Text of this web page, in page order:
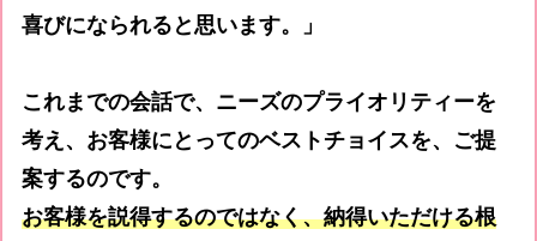
喜びになられると思います。」
これまでの会話で、ニーズのプライオリティーを
考え、お客様にとってのベストチョイスを、ご提
案するのです。
お客様を説得するのではなく、納得いただける根